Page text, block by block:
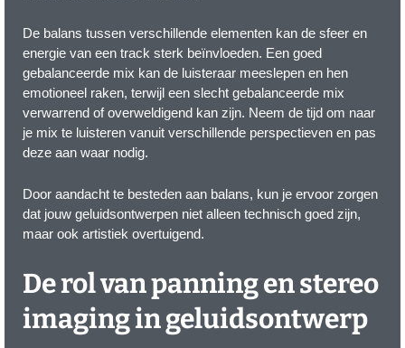
De balans tussen verschillende elementen kan de sfeer en
energie van een track sterk beïnvloeden. Een goed
gebalanceerde mix kan de luisteraar meeslepen en hen
emotioneel raken, terwijl een slecht gebalanceerde mix
verwarrend of overweldigend kan zijn. Neem de tijd om naar
je mix te luisteren vanuit verschillende perspectieven en pas
deze aan waar nodig.
Door aandacht te besteden aan balans, kun je ervoor zorgen
dat jouw geluidsontwerpen niet alleen technisch goed zijn,
maar ook artistiek overtuigend.
De rol van panning en stereo
imaging in geluidsontwerp